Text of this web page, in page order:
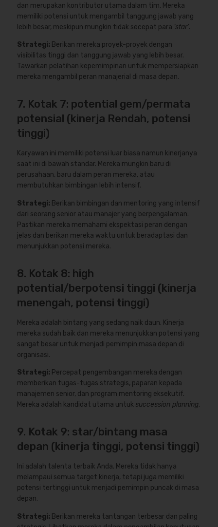
dan merupakan kontributor utama dalam tim. Mereka
memiliki potensi untuk mengambil tanggung jawab yang
lebih besar, meskipun mungkin tidak secepat para ‘star’.
Strategi: Berikan mereka proyek-proyek dengan
visibilitas tinggi dan tanggung jawab yang lebih besar.
Tawarkan pelatihan kepemimpinan untuk mempersiapkan
mereka mengambil peran manajerial di masa depan.
7. Kotak 7: potential gem/permata
potensial (kinerja Rendah, potensi
tinggi)
Karyawan ini memiliki potensi luar biasa namun kinerjanya
saat ini di bawah standar. Mereka mungkin baru di
perusahaan, baru dalam peran mereka, atau
membutuhkan bimbingan lebih intensif.
Strategi: Berikan bimbingan dan mentoring yang intensif
dari seorang senior atau manajer yang berpengalaman.
Pastikan mereka memahami ekspektasi peran dengan
jelas dan berikan mereka waktu untuk beradaptasi dan
menunjukkan potensi mereka.
8. Kotak 8: high
potential/berpotensi tinggi (kinerja
menengah, potensi tinggi)
Mereka adalah bintang yang sedang naik daun. Kinerja
mereka sudah baik dan mereka menunjukkan potensi yang
sangat besar untuk menjadi pemimpin masa depan di
organisasi.
Strategi: Percepat pengembangan mereka dengan
memberikan tugas-tugas strategis, paparan kepada
manajemen senior, dan program mentoring eksekutif.
Mereka adalah kandidat utama untuk succession planning.
9. Kotak 9: star/bintang masa
depan (kinerja tinggi, potensi tinggi)
Ini adalah talenta terbaik Anda. Mereka tidak hanya
melampaui semua target kinerja, tetapi juga memiliki
potensi tertinggi untuk menjadi pemimpin puncak di masa
depan.
Strategi: Berikan mereka tantangan terbesar dan paling